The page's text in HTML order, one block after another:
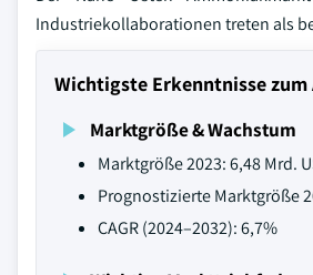
Industriekollaborationen treten als
Wichtigste Erkenntnisse
Marktgröße & Wachstum
Marktgröße 2023: 6,48 Mrd.
Prognostizierte Marktgröße
CAGR (2024–2032): 6,7%